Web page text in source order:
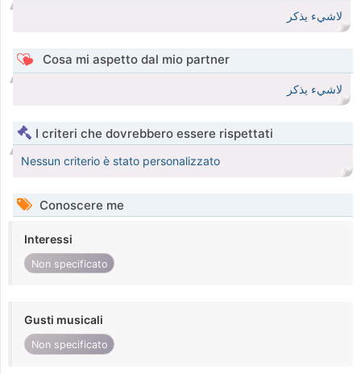
لاشيء يذكر
Cosa mi aspetto dal mio partner
لاشيء يذكر
I criteri che dovrebbero essere rispettati
Nessun criterio è stato personalizzato
Conoscere me
Interessi
Non specificato
Gusti musicali
Non specificato